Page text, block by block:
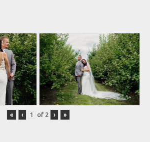
« ‹ of 2 › »